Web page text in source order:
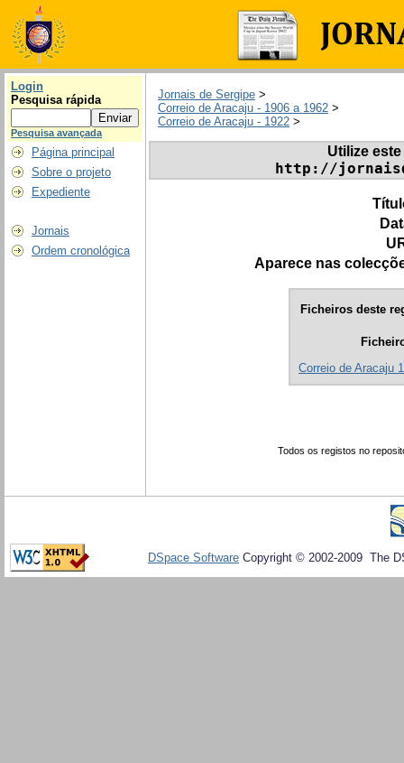
Login
Pesquisa rápida
Pesquisa avançada
Página principal
Sobre o projeto
Expediente
Jornais
Ordem cronológica
Jornais de Sergipe >
Correio de Aracaju - 1906 a 1962 >
Correio de Aracaju - 1922 >
Utilize
http://
Aparece nas
Ficheiros deste
Correio de Aracaju
Todos os registos no
DSpace Software Copyright © 2002-2009 The